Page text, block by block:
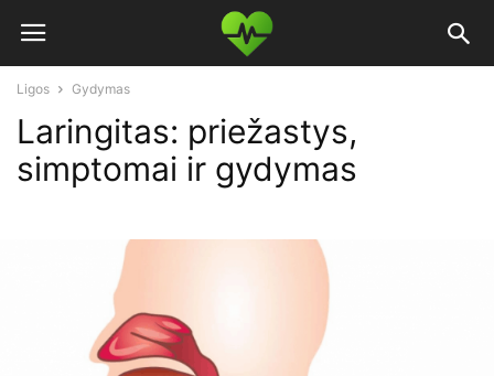
Ligos Gydymas
Laringitas: priežastys,
simptomai ir gydymas